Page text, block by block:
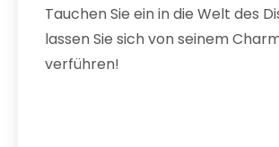
Tauchen Sie ein in die Welt des
lassen Sie sich von seinem
verführen!